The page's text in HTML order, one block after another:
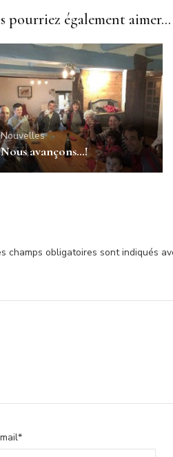
pourriez également aimer...
Nouvelles
Nous avançons…!
champs obligatoires sont indiqués
*